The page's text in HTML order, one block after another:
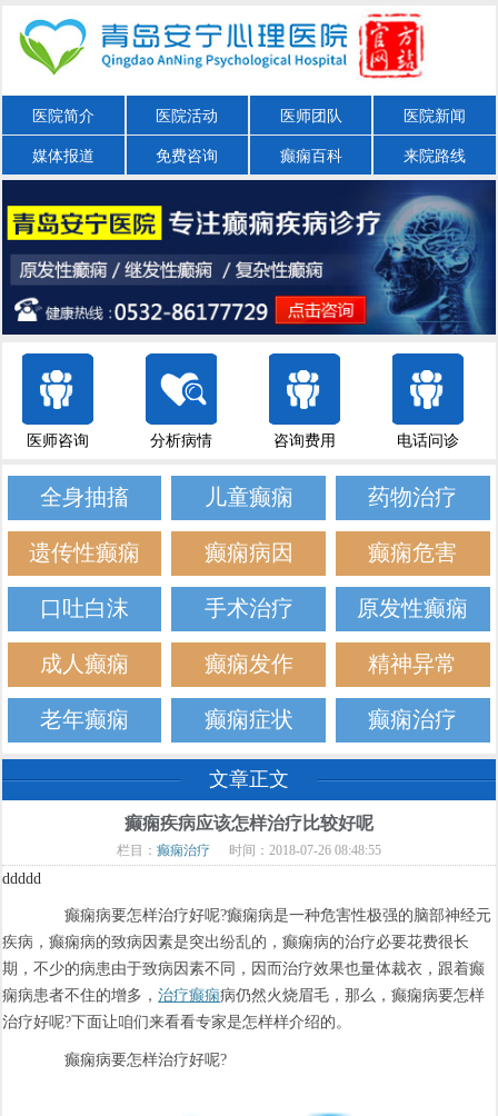
医院简介 医院活动 医师团队 医院新闻
媒体报道 免费咨询 癫痫百科 来院路线
医师咨询 分析病情 咨询费用 电话问诊
全身抽搐 儿童癫痫 药物治疗
遗传性癫痫 癫痫病因 癫痫危害
口吐白沫 手术治疗 原发性癫痫
成人癫痫 癫痫发作 精神异常
老年癫痫 癫痫症状 癫痫治疗
文章正文
癫痫疾病应该怎样治疗比较好呢
栏目： 癫痫治疗 时间：2018-07-26 08:48:55
ddddd
癫痫病要怎样治疗好呢?癫痫病是一种危害性极强的脑部神经元
疾病，癫痫病的致病因素是突出纷乱的，癫痫病的治疗必要花费很长
期，不少的病患由于致病因素不同，因而治疗效果也量体裁衣，跟着癫
痫病患者不住的增多，治疗癫痫病仍然火烧眉毛，那么，癫痫病要怎样
治疗好呢?下面让咱们来看看专家是怎样样介绍的。
癫痫病要怎样治疗好呢?